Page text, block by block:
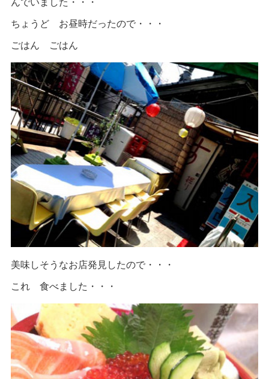
ちょうど お昼時だったので・・・
ごはん ごはん
美味しそうなお店発見したので・・・
これ 食べました・・・